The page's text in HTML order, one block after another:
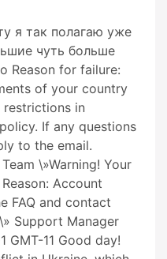
я так полагаю уже
чуть больше
Reason for failure:
of your country
in
If any questions
to the email.
\»Warning! Your
Account
FAQ and contact
Support Manager
GMT-11 Good day!